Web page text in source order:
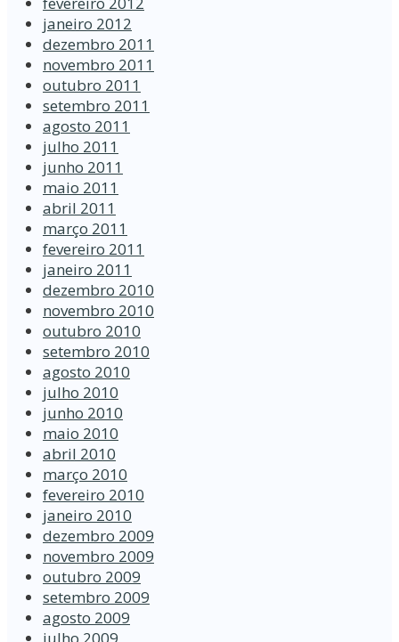
janeiro 2012
dezembro 2011
novembro 2011
outubro 2011
setembro 2011
agosto 2011
julho 2011
junho 2011
maio 2011
abril 2011
março 2011
fevereiro 2011
janeiro 2011
dezembro 2010
novembro 2010
outubro 2010
setembro 2010
agosto 2010
julho 2010
junho 2010
maio 2010
abril 2010
março 2010
fevereiro 2010
janeiro 2010
dezembro 2009
novembro 2009
outubro 2009
setembro 2009
agosto 2009